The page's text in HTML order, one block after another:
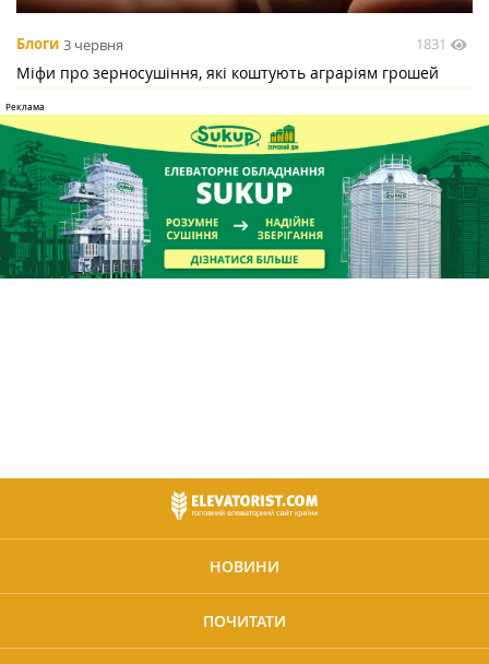
Блоги 3 червня 1831
Міфи про зерносушіння, які коштують аграріям грошей
НОВИНИ
ПОЧИТАТИ